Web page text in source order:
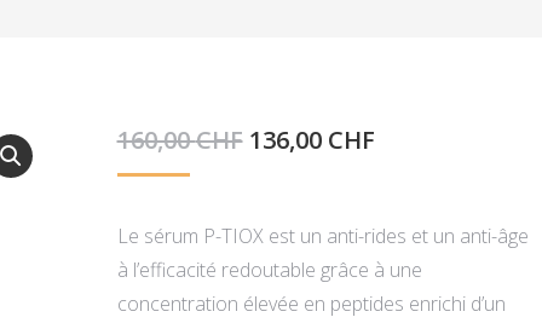
160,00CHF Le
était :
160,00 CHF.
136,00 CHFLe
est :
136,00 CHF.
Le sérum P-TIOX est un anti-rides et un anti-âge
à l’efficacité redoutable grâce à une
concentration élevée en peptides enrichi d’un